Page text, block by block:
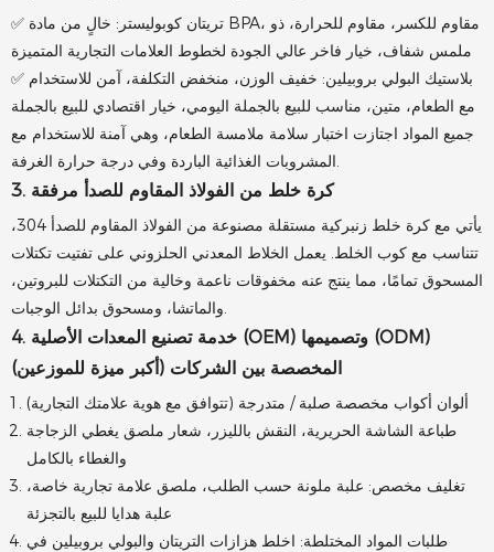
✅ تريتان كوبوليستر: خالٍ من مادة BPA، مقاوم للكسر، مقاوم للحرارة، ذو
ملمس شفاف، خيار فاخر عالي الجودة لخطوط العلامات التجارية المتميزة
✅ بلاستيك البولي بروبيلين: خفيف الوزن، منخفض التكلفة، آمن للاستخدام
مع الطعام، متين، مناسب للبيع بالجملة اليومي، خيار اقتصادي للبيع بالجملة
جميع المواد اجتازت اختبار سلامة ملامسة الطعام، وهي آمنة للاستخدام مع
المشروبات الغذائية الباردة وفي درجة حرارة الغرفة.
3. كرة خلط من الفولاذ المقاوم للصدأ مرفقة
يأتي مع كرة خلط زنبركية مستقلة مصنوعة من الفولاذ المقاوم للصدأ 304،
تتناسب مع كوب الخلط. يعمل الخلاط المعدني الحلزوني على تفتيت تكتلات
المسحوق تمامًا، مما ينتج عنه مخفوقات ناعمة وخالية من التكتلات للبروتين،
والماتشا، ومسحوق بدائل الوجبات.
4. خدمة تصنيع المعدات الأصلية (OEM) وتصميمها (ODM)
المخصصة بين الشركات (أكبر ميزة للموزعين)
ألوان أكواب مخصصة صلبة / متدرجة (تتوافق مع هوية علامتك التجارية)
طباعة الشاشة الحريرية، النقش بالليزر، شعار ملصق يغطي الزجاجة
والغطاء بالكامل
تغليف مخصص: علبة ملونة حسب الطلب، ملصق علامة تجارية خاصة،
علبة هدايا للبيع بالتجزئة
طلبات المواد المختلطة: اخلط هزازات التريتان والبولي بروبيلين في